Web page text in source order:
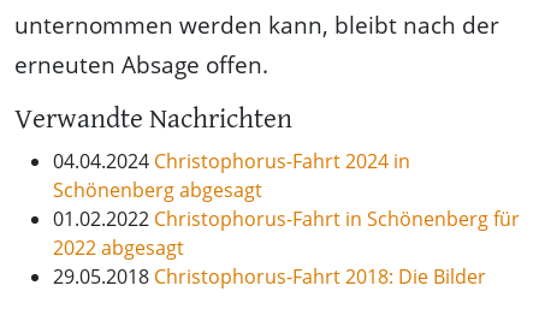
unternommen werden kann, bleibt nach der
erneuten Absage offen.
Verwandte Nachrichten
04.04.2024 Christophorus-Fahrt 2024 in
Schönenberg abgesagt
01.02.2022 Christophorus-Fahrt in Schönenberg für
2022 abgesagt
29.05.2018 Christophorus-Fahrt 2018: Die Bilder